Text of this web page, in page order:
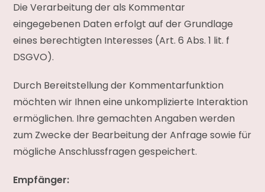
Die Verarbeitung der als Kommentar
eingegebenen Daten erfolgt auf der Grundlage
eines berechtigten Interesses (Art. 6 Abs. 1 lit. f
DSGVO).
Durch Bereitstellung der Kommentarfunktion
möchten wir Ihnen eine unkomplizierte Interaktion
ermöglichen. Ihre gemachten Angaben werden
zum Zwecke der Bearbeitung der Anfrage sowie für
mögliche Anschlussfragen gespeichert.
Empfänger: